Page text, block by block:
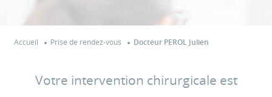
Accueil Prise de rendez-vous Docteur PEROL Julien
Votre intervention chirurgicale est